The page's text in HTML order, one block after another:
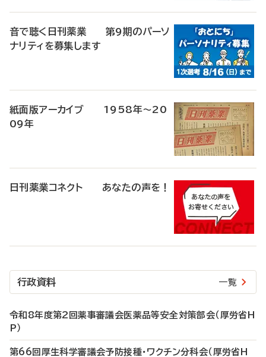
音で聴く日刊薬業 第9期のパーソ
ナリティを募集します
紙面版アーカイブ 1958年～20
09年
日刊薬業コネクト あなたの声を！
行政資料 一覧
令和8年度第2回薬事審議会医薬品等安全対策部会（厚労省H
P）
第66回厚生科学審議会予防接種・ワクチン分科会（厚労省H